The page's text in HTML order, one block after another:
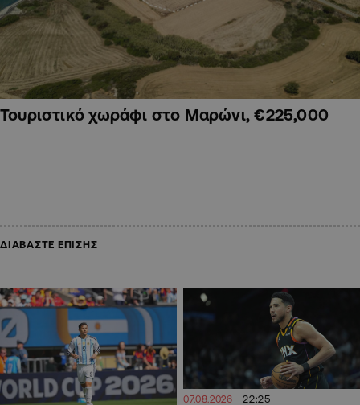
Τουριστικό χωράφι στο Μαρώνι, €225,000
ΔΙΑΒΑΣΤΕ ΕΠΙΣΗΣ
07.08.2026 22:25